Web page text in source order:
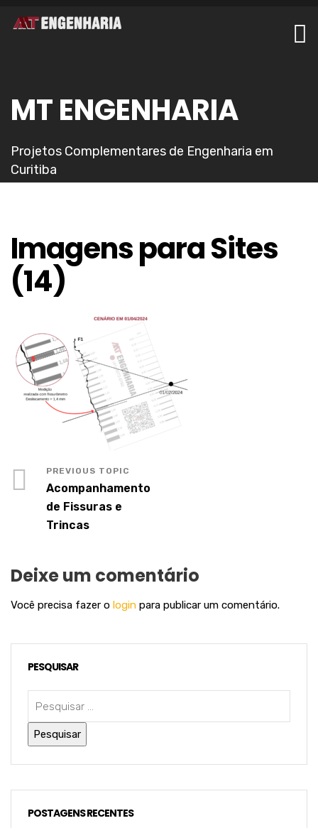
MT ENGENHARIA
Projetos Complementares de Engenharia em
Curitiba
Imagens para Sites
(14)
Acompanhamento
de Fissuras e
Trincas
Deixe um comentário
Você precisa fazer o login para publicar um comentário.
PESQUISAR
POSTAGENS RECENTES